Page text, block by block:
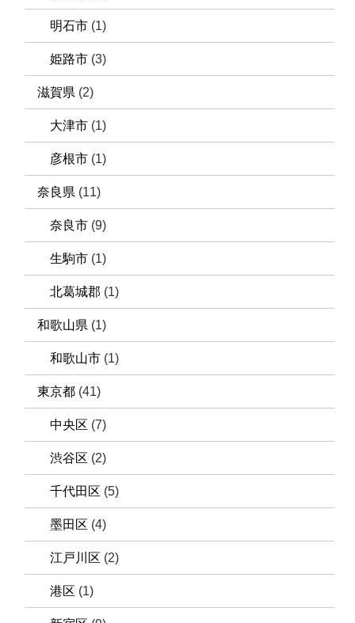
明石市 (1)
姫路市 (3)
滋賀県 (2)
大津市 (1)
彦根市 (1)
奈良県 (11)
奈良市 (9)
生駒市 (1)
北葛城郡 (1)
和歌山県 (1)
和歌山市 (1)
東京都 (41)
中央区 (7)
渋谷区 (2)
千代田区 (5)
墨田区 (4)
江戸川区 (2)
港区 (1)